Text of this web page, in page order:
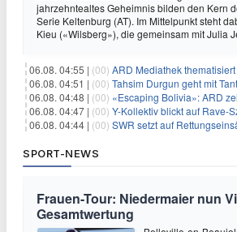
jahrzehntealtes Geheimnis bilden den Kern
Serie Keltenburg (AT). Im Mittelpunkt steht
Kieu («Wilsberg»), die gemeinsam mit Julia
06.08. 04:55 | (00) ARD Mediathek thematisiert
06.08. 04:51 | (00) Tahsim Durgun geht mit Tante
06.08. 04:48 | (00) «Escaping Bolivia»: ARD zeigt
06.08. 04:47 | (00) Y-Kollektiv blickt auf Rave-Szene,
06.08. 04:44 | (00) SWR setzt auf Rettungseinsätze und
SPORT-NEWS
Frauen-Tour: Niedermaier nun
Gesamtwertung